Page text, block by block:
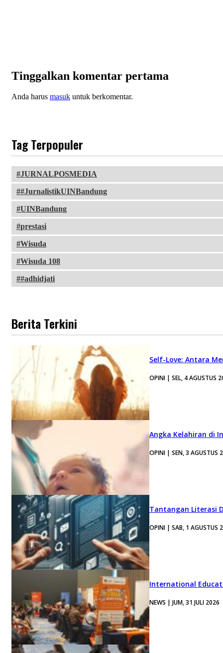
Tinggalkan komentar pertama
Anda harus masuk untuk berkomentar.
Tag Terpopuler
JURNALPOSMEDIA
#JurnalistikUINBandung
UINBandung
prestasi
Wisuda
Wisuda 108
#adhidjati
Berita Terkini
Self-Love: Antara
OPINI | SEL, 4 AGUSTUS
Angka Kelahiran di
OPINI | SEN, 3 AGUSTUS
Tantangan Literasi
OPINI | SAB, 1 AGUSTUS
International
NEWS | JUM, 31 JULI 2026